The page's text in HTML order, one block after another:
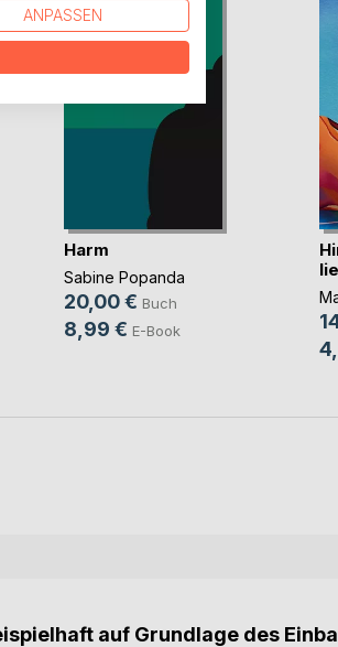
Harm
Sabine Popanda
20,00 € Buch
8,99 € E-Book
auf Grundlage des
ANPASSEN